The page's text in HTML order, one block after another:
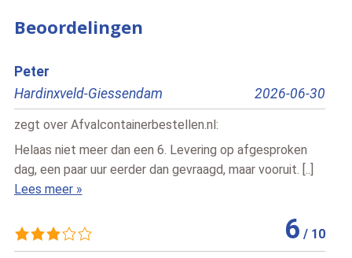
Beoordelingen
Peter
Hardinxveld-Giessendam
2026-06-30
zegt over Afvalcontainerbestellen.nl:
Helaas niet meer dan een 6. Levering op afgesproken
dag, een paar uur eerder dan gevraagd, maar vooruit. [..]
Lees meer »
6 / 10